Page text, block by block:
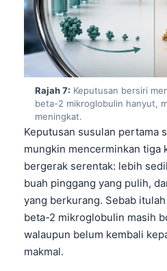
Rajah 7: Keputusan bersiri
beta-2 mikroglobulin hanyut,
meningkat.
Keputusan susulan pertama
mungkin mencerminkan tiga
bergerak serentak: lebih
buah pinggang yang pulih,
yang berkurang. Sebab
beta-2 mikroglobulin masih
walaupun belum kembali
makmal.فارسی
Български
Dansk
Nederlands
हिन्दी
Bahasa Indonesia
Հայերեն
Íslenska
Српски језик
Svenska
Bosanski
Azərbaycan dili